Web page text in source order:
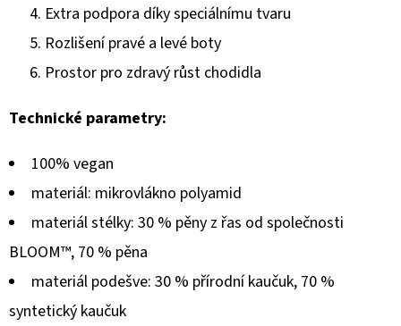
Extra podpora díky speciálnímu tvaru
Rozlišení pravé a levé boty
Prostor pro zdravý růst chodidla
Technické parametry:
100% vegan
materiál: mikrovlákno polyamid
materiál stélky: 30 % pěny z řas od společnosti
BLOOM™, 70 % pěna
materiál podešve: 30 % přírodní kaučuk, 70 %
syntetický kaučuk